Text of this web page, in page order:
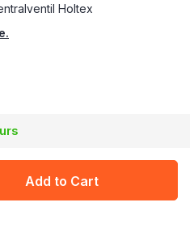
Holtex
Add to Cart